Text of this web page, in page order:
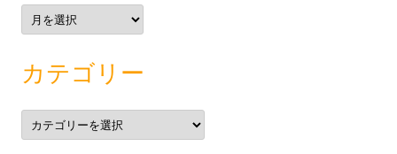
ア
ー
カ
カテゴリー
カ
テ
ゴ